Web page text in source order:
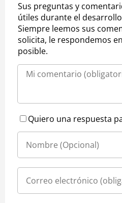
Sus preguntas y
útiles durante el
Siempre leemos sus
solicita, le respondemos
posible.
Quiero una respuesta